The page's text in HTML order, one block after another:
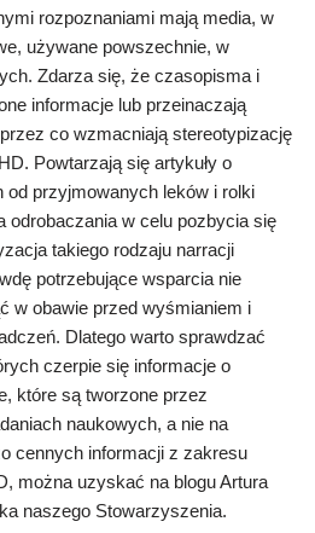
rozpoznaniami mają media, w
używane powszechnie, w
Zdarza się, że czasopisma i
informacje lub przeinaczają
co wzmacniają stereotypizację
Powtarzają się artykuły o
od przyjmowanych leków i rolki
odrobaczania w celu pozbycia się
takiego rodzaju narracji
potrzebujące wsparcia nie
w obawie przed wyśmianiem i
Dlatego warto sprawdzać
czerpie się informacje o
które są tworzone przez
naukowych, a nie na
cennych informacji z zakresu
można uzyskać na blogu Artura
naszego Stowarzyszenia.